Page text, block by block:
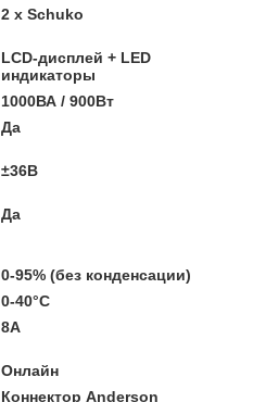
2 х Schuko
LCD-дисплей + LED
индикаторы
1000ВА / 900Вт
Да
±36В
Да
0-95% (без конденсации)
0-40°С
8А
Онлайн
Коннектор Anderson